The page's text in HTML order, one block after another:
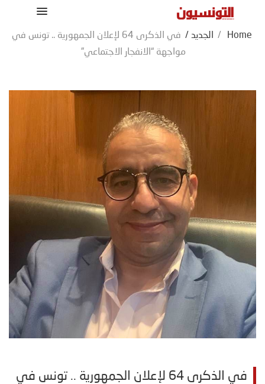
Home
/ الجديد /
في الذكرى 64 لإعلان الجمهورية .. تونس في
مواجهة “الانفجار الاجتماعي”
في الذكرى 64 لإعلان الجمهورية .. تونس في